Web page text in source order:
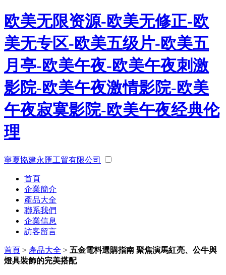
欧美无限资源-欧美无修正-欧
美无专区-欧美五级片-欧美五
月亭-欧美午夜-欧美午夜刺激
影院-欧美午夜激情影院-欧美
午夜寂寞影院-欧美午夜经典伦
理
寧夏協建永匯工貿有限公司
首頁
企業簡介
產品大全
聯系我們
企業信息
訪客留言
首頁 > 產品大全 > 五金電料選購指南 聚焦演馬紅亮、公牛與
燈具裝飾的完美搭配